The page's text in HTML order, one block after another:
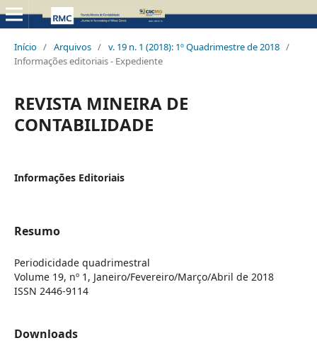
Início / Arquivos / v. 19 n. 1 (2018): 1º Quadrimestre de 2018 /
Informações editoriais - Expediente
REVISTA MINEIRA DE
CONTABILIDADE
Informações Editoriais
Resumo
Periodicidade quadrimestral
Volume 19, nº 1, Janeiro/Fevereiro/Março/Abril de 2018
ISSN 2446-9114
Downloads